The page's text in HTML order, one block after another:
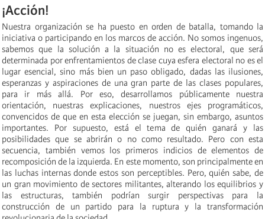
¡Acción!
Nuestra organización se ha puesto en orden de batalla, tomando la
iniciativa o participando en los marcos de acción. No somos ingenuos,
sabemos que la solución a la situación no es electoral, que será
determinada por enfrentamientos de clase cuya esfera electoral no es el
lugar esencial, sino más bien un paso obligado, dadas las ilusiones,
esperanzas y aspiraciones de una gran parte de las clases populares,
para ir más allá. Por eso, desarrollamos públicamente nuestra
orientación, nuestras explicaciones, nuestros ejes programáticos,
convencidos de que en esta elección se juegan, sin embargo, asuntos
importantes. Por supuesto, está el tema de quién ganará y las
posibilidades que se abrirán o no como resultado. Pero con esta
secuencia, también vemos los primeros indicios de elementos de
recomposición de la izquierda. En este momento, son principalmente en
las luchas internas donde estos son perceptibles. Pero, quién sabe, de
un gran movimiento de sectores militantes, alterando los equilibrios y
las estructuras, también podrían surgir perspectivas para la
construcción de un partido para la ruptura y la transformación